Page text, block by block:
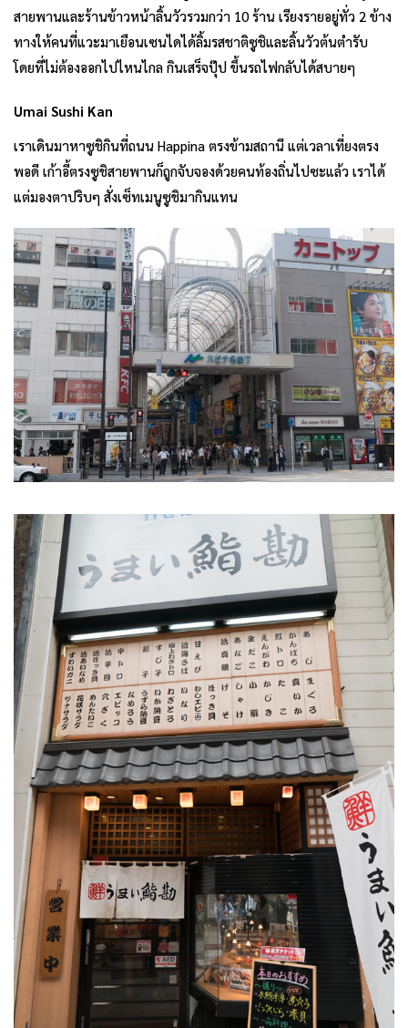
สายพานและร้านข้าวหน้าลิ้นวัวรวมกว่า 10 ร้าน เรียงรายอยู่ทั่ว 2 ข้าง
ทางให้คนที่แวะมาเยือนเซนไดได้ลิ้มรสชาติซูชิและลิ้นวัวต้นตำรับ
โดยที่ไม่ต้องออกไปไหนไกล กินเสร็จปุ๊ป ขึ้นรถไฟกลับได้สบายๆ
Umai Sushi Kan
เราเดินมาหาซูชิกินที่ถนน Happina ตรงข้ามสถานี แต่เวลาเที่ยงตรง
พอดี เก้าอี้ตรงซูชิสายพานก็ถูกจับจองด้วยคนท้องถิ่นไปซะแล้ว เราได้
แต่มองตาปริบๆ สั่งเซ็ทเมนูซูชิมากินแทน